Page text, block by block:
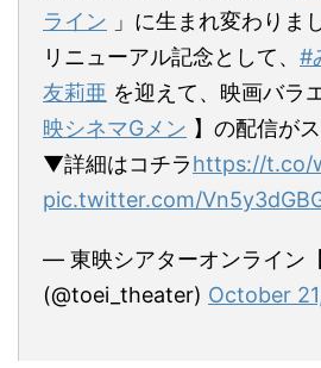
ライン 」に生まれ変わりま
リニューアル記念として、 #
友莉亜 を迎えて、映画バラ
映シネマGメン 】の配信が
▼詳細はコチラhttps://t.co/
pic.twitter.com/
— 東映シアターオンライン【
(@toei_theater) October